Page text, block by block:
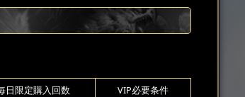
日限定購入回数 VIP必要条件